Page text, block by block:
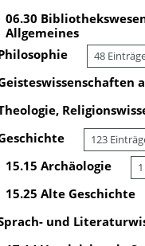
06.30
Allgemeines
48
123
15.15 Archäologie
15.25 Alte Geschichte
und